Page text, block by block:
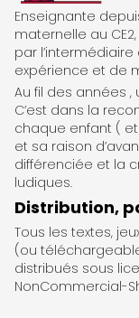
ReCreatisse
Enseignante
maternelle au
par
expérience et de
Au fil des années
C’est dans la
chaque enfant (
et sa raison
différenciée et la
ludiques.
Distribution,
Tous les textes,
(ou
distribués sous
NonCommercial-